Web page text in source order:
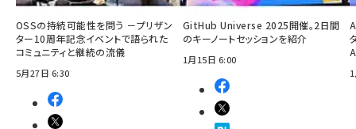
OSSの持続可能性を問う －プリザン
ター10周年記念イベントで語られた
コミュニティと継続の流儀
5月27日 6:30
GitHub Universe 2025開催。2日間
のキーノートセッションを紹介
1月15日 6:00